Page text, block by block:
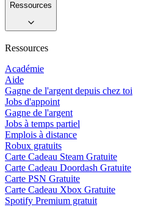
Ressources
Ressources
Académie
Aide
Gagne de l'argent depuis chez toi
Jobs d'appoint
Gagne de l'argent
Jobs à temps partiel
Emplois à distance
Robux gratuits
Carte Cadeau Steam Gratuite
Carte Cadeau Doordash Gratuite
Carte PSN Gratuite
Carte Cadeau Xbox Gratuite
Spotify Premium gratuit